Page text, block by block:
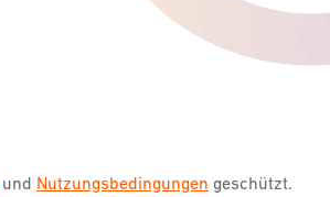
und Nutzungsbedingungen geschützt.